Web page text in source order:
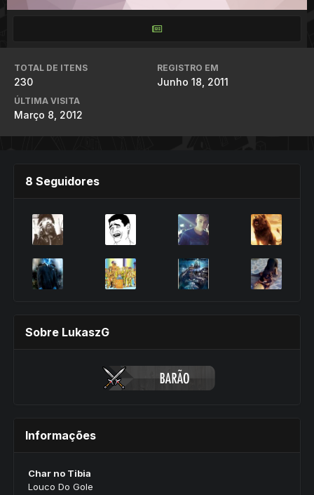
TOTAL DE ITENS
230
REGISTRO EM
Junho 18, 2011
ÚLTIMA VISITA
Março 8, 2012
8 Seguidores
Sobre LukaszG
Informações
Char no Tibia
Louco Do Gole